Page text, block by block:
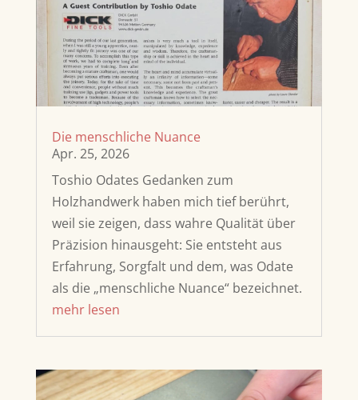
Die menschliche Nuance
Apr. 25, 2026
Toshio Odates Gedanken zum
Holzhandwerk haben mich tief berührt,
weil sie zeigen, dass wahre Qualität über
Präzision hinausgeht: Sie entsteht aus
Erfahrung, Sorgfalt und dem, was Odate
als die „menschliche Nuance“ bezeichnet.
mehr lesen